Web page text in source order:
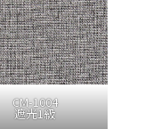
CM-1004
遮光1級